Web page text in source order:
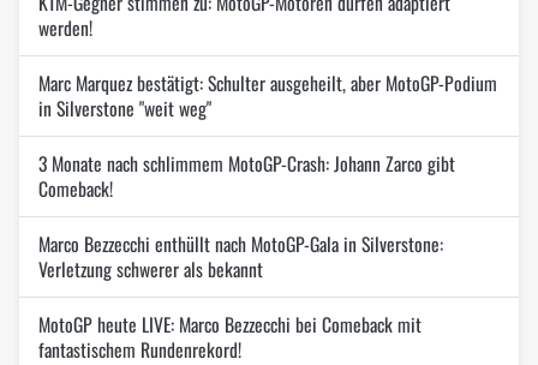
werden!
Marc Marquez bestätigt: Schulter ausgeheilt, aber MotoGP-Podium
in Silverstone "weit weg"
3 Monate nach schlimmem MotoGP-Crash: Johann Zarco gibt
Comeback!
Marco Bezzecchi enthüllt nach MotoGP-Gala in Silverstone:
Verletzung schwerer als bekannt
MotoGP heute LIVE: Marco Bezzecchi bei Comeback mit
fantastischem Rundenrekord!